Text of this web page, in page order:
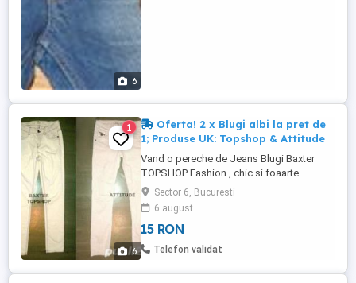
6
6
1
Oferta! 2 x Blugi albi la pret de
1; Produse UK: Topshop & Attitude
Vand o pereche de Jeans Blugi Baxter
TOPSHOP Fashion , chic si foaarte
comozi , de astfel vin foarte bine pe corp.
Blugii sunt adusi din Londra, sunt moderni
si merg purtati cu tricouri , camasi , bluze ,
tunici , etc .., Blugii sunt foarte calitativi si
sunt in stare perfecta fara defecte
Sector 6, Bucuresti
6 august
15 RON
Telefon validat